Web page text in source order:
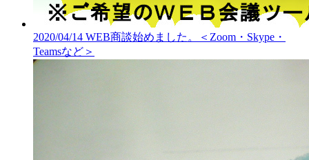
2020/04/14 WEB商談始めました。＜Zoom・Skype・
Teamsなど＞